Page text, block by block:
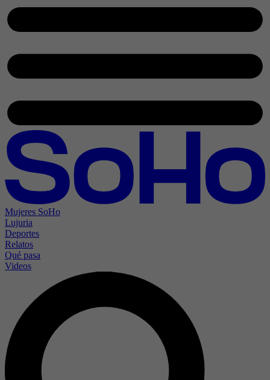
Mujeres SoHo
Lujuria
Deportes
Relatos
Qué pasa
Videos